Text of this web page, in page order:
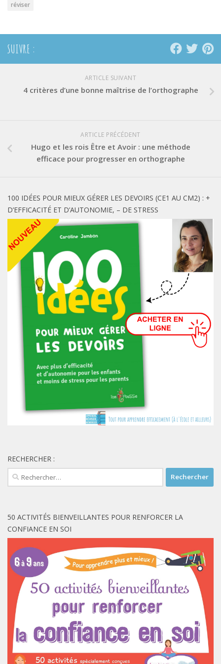
réviser
SUIVRE :
ARTICLE SUIVANT
4 critères d’une bonne maîtrise de l’orthographe
ARTICLE PRÉCÉDENT
Hugo et les rois Être et Avoir : une méthode
efficace pour progresser en orthographe
100 IDÉES POUR MIEUX GÉRER LES DEVOIRS (CE1 AU CM2) : +
D’EFFICACITÉ ET D’AUTONOMIE, – DE STRESS
RECHERCHER :
Rechercher :
50 ACTIVITÉS BIENVEILLANTES POUR RENFORCER LA
CONFIANCE EN SOI